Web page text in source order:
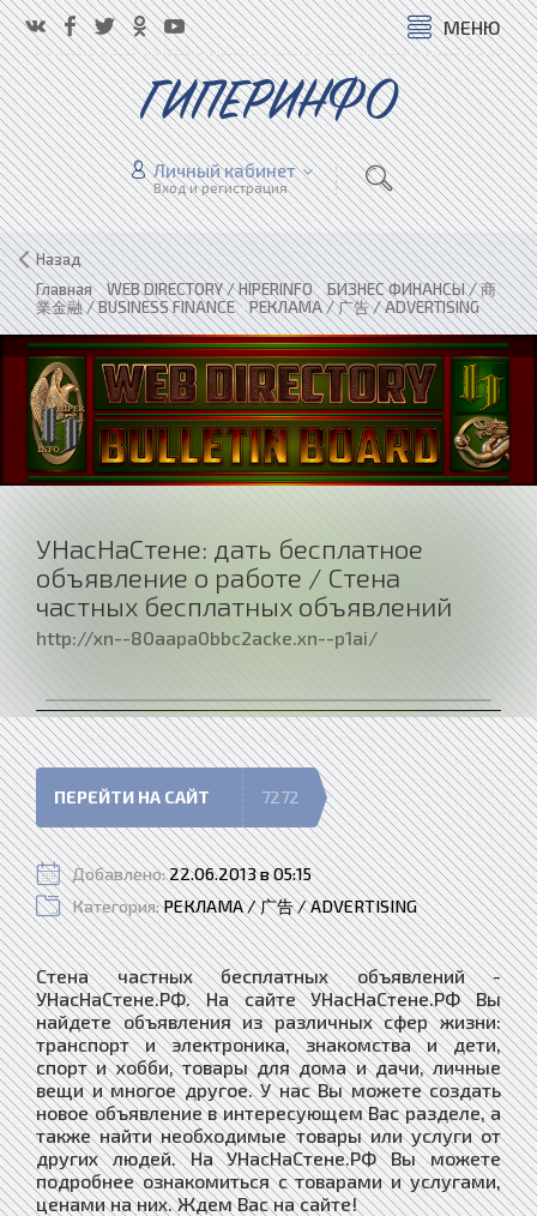
МЕНЮ
ГИПЕРИНФО
Личный кабинет
Вход и регистрация
Назад
Главная»WEB DIRECTORY / HIPERINFO»БИЗНЕС ФИНАНСЫ / 商
業金融 / BUSINESS FINANCE»РЕКЛАМА / 广告 / ADVERTISING
УНасНаСтене: дать бесплатное
объявление о работе / Стена
частных бесплатных объявлений
http://xn--80aapa0bbc2acke.xn--p1ai/
ПЕРЕЙТИ НА САЙТ 7272
Добавлено:22.06.2013 в 05:15
Категория:РЕКЛАМА / 广告 / ADVERTISING
Стена частных бесплатных объявлений -
УНасНаСтене.РФ. На сайте УНасНаСтене.РФ Вы
найдете объявления из различных сфер жизни:
транспорт и электроника, знакомства и дети,
спорт и хобби, товары для дома и дачи, личные
вещи и многое другое. У нас Вы можете создать
новое объявление в интересующем Вас разделе, а
также найти необходимые товары или услуги от
других людей. На УНасНаСтене.РФ Вы можете
подробнее ознакомиться с товарами и услугами,
ценами на них. Ждем Вас на сайте!